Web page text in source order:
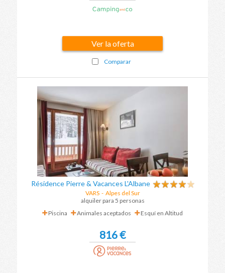
Ver la oferta
Comparar
Résidence Pierre & Vacances L'Albane
VARS- Alpes del Sur
alquiler para 5 personas
Piscina
Animales aceptados Esquí en Altitud
816 €